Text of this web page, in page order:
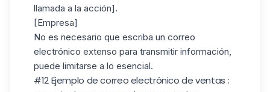
llamada a la acción].
[Empresa]
No es necesario que escriba un correo
electrónico extenso para transmitir información,
puede limitarse a lo esencial.
#12 Ejemplo de correo electrónico de ventas :